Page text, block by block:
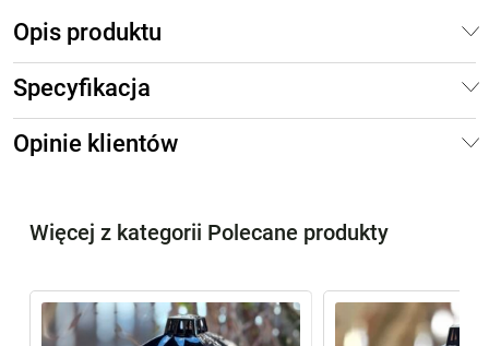
Opis produktu
Specyfikacja
Opinie klientów
Więcej z kategorii Polecane produkty